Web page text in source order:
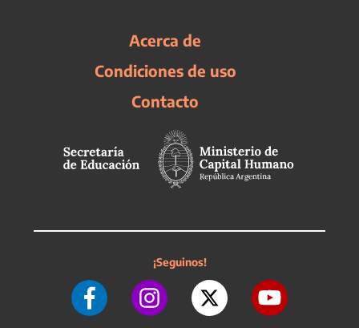
Acerca de
Condiciones de uso
Contacto
¡Seguinos!